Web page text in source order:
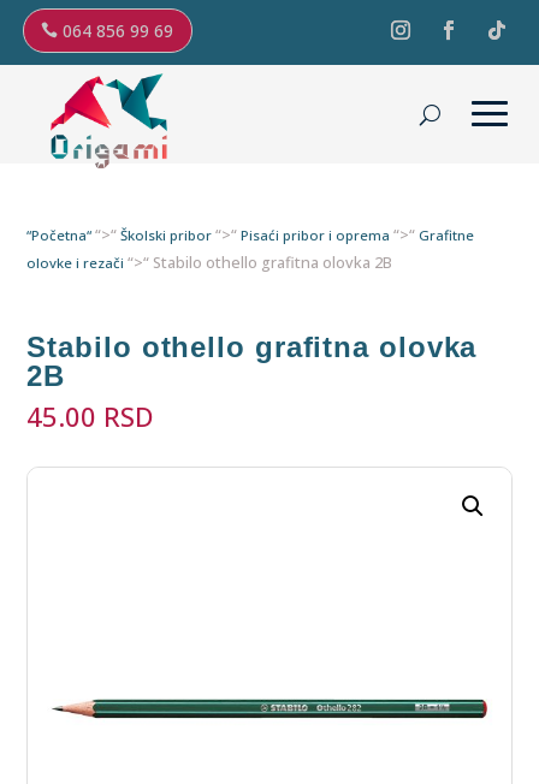
064 856 99 69
“Početna“ “>“Školski pribor “>“Pisaći pribor i oprema “>“Grafitne
olovke i rezači “>“ Stabilo othello grafitna olovka 2B
Stabilo othello grafitna olovka
2B
45.00 RSD